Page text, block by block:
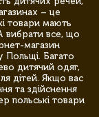
– це
товари мають
вибрати все, що
магазин
Польщі. Багато
дитячий одяг,
дітей. Якщо вас
та здійснення
польські товари